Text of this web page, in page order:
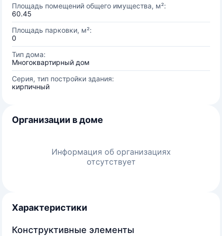
Площадь помещений общего имущества, м²:
60.45
Площадь парковки, м²:
0
Тип дома:
Многоквартирный дом
Серия, тип постройки здания:
кирпичный
Организации в доме
Информация об организациях
отсутствует
Характеристики
Конструктивные элементы